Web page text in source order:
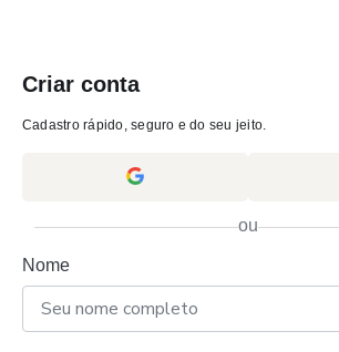
Criar conta
Cadastro rápido, seguro e do seu jeito.
ou
Nome